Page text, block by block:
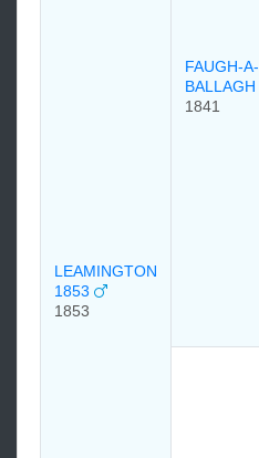
LEAMINGTON
1853
1853
FAUGH-A-
BALLAGH
1841